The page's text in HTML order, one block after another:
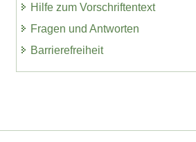
Hilfe zum Vorschriftentext
Fragen und Antworten
Barrierefreiheit